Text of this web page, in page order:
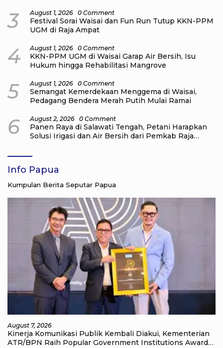
3 August 1, 2026 0 Comment
Festival Sorai Waisai dan Fun Run Tutup KKN-PPM
UGM di Raja Ampat
4 August 1, 2026 0 Comment
KKN-PPM UGM di Waisai Garap Air Bersih, Isu
Hukum hingga Rehabilitasi Mangrove
5 August 1, 2026 0 Comment
Semangat Kemerdekaan Menggema di Waisai,
Pedagang Bendera Merah Putih Mulai Ramai
6 August 2, 2026 0 Comment
Panen Raya di Salawati Tengah, Petani Harapkan
Solusi Irigasi dan Air Bersih dari Pemkab Raja
Info Papua
Kumpulan Berita Seputar Papua
August 7, 2026
Kinerja Komunikasi Publik Kembali Diakui, Kementerian
ATR/BPN Raih Popular Government Institutions Award